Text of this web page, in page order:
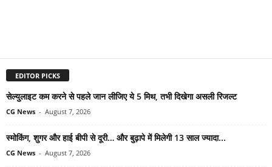
EDITOR PICKS
सेल्युलाइट कम करने से पहले जान लीजिए ये 5 मिथ, तभी दिखेगा असली रिजल्ट
CG News - August 7, 2026
स्मोकिंग, शुगर और हाई बीपी से दूरी… और बुढ़ापे में मिलेगी 13 साल ज्यादा...
CG News - August 7, 2026